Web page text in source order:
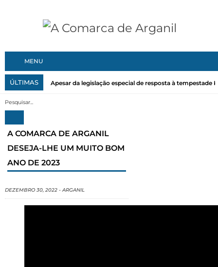
MENU
ÚLTIMAS Apesar da legislação especial de resposta à tempestade
A COMARCA DE ARGANIL
DESEJA-LHE UM MUITO BOM
ANO DE 2023
DEZEMBRO 30, 2022 -ARGANIL